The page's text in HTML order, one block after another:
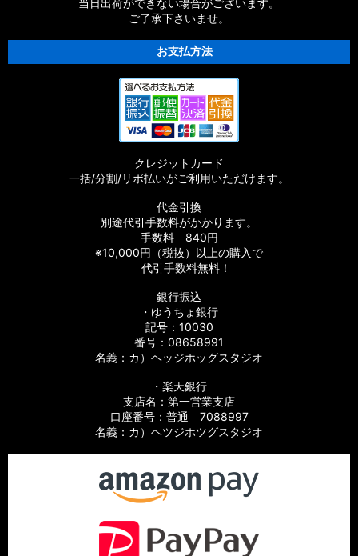
当日出荷ができない場合がございます。
ご了承下さいませ。
お支払方法
クレジットカード
一括/分割/リボ払いがご利用いただけます。
代金引換
別途代引手数料がかかります。
手数料 840円
※10,000円（税抜）以上の購入で
代引手数料無料！
銀行振込
・ゆうちょ銀行
記号：10030
番号：08658991
名義：カ）ヘッジホッグスタジオ
・楽天銀行
支店名：第一営業支店
口座番号：普通 7088997
名義：カ）ヘツジホツグスタジオ